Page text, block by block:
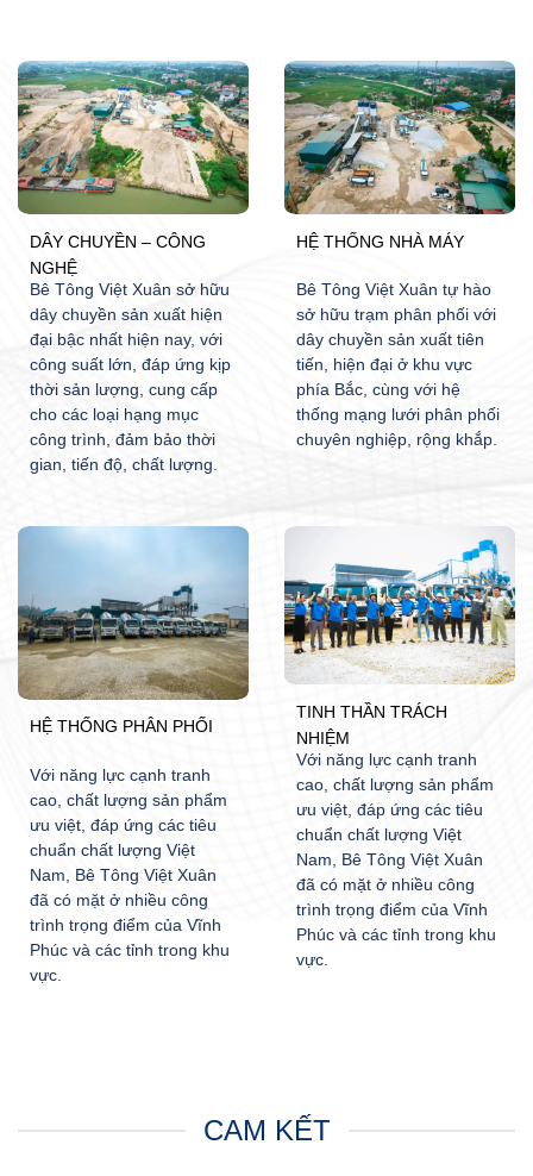
DÂY CHUYỀN – CÔNG
NGHỆ
Bê Tông Việt Xuân sở hữu
dây chuyền sản xuất hiện
đại bậc nhất hiện nay, với
công suất lớn, đáp ứng kịp
thời sản lượng, cung cấp
cho các loại hạng mục
công trình, đảm bảo thời
gian, tiến độ, chất lượng.
HỆ THỐNG NHÀ MÁY
Bê Tông Việt Xuân tự hào
sở hữu trạm phân phối với
dây chuyền sản xuất tiên
tiến, hiện đại ở khu vực
phía Bắc, cùng với hệ
thống mạng lưới phân phối
chuyên nghiệp, rộng khắp.
HỆ THỐNG PHÂN PHỐI
Với năng lực cạnh tranh
cao, chất lượng sản phẩm
ưu việt, đáp ứng các tiêu
chuẩn chất lượng Việt
Nam, Bê Tông Việt Xuân
đã có mặt ở nhiều công
trình trọng điểm của Vĩnh
Phúc và các tỉnh trong khu
vực.
TINH THẦN TRÁCH
NHIỆM
Với năng lực cạnh tranh
cao, chất lượng sản phẩm
ưu việt, đáp ứng các tiêu
chuẩn chất lượng Việt
Nam, Bê Tông Việt Xuân
đã có mặt ở nhiều công
trình trọng điểm của Vĩnh
Phúc và các tỉnh trong khu
vực.
CAM KẾT